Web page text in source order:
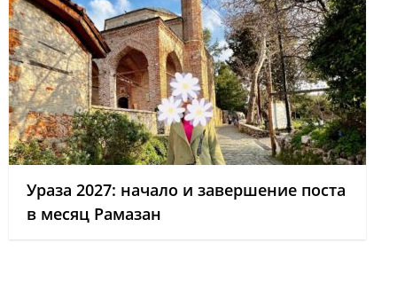
Ураза 2027: начало и завершение поста
в месяц Рамазан